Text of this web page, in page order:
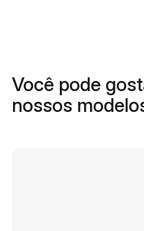
Você pode
nossos